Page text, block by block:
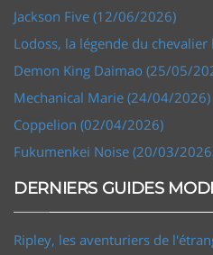
Jackson Five (12/06/2026)
Lodoss, la légende du
Demon King Daimao (25/05/
Mechanical Marie (24/04/2026)
Coppelion (02/04/2026)
Fukumenkei Noise (20/03/
DERNIERS GUIDES
Ripley, les aventuriers de